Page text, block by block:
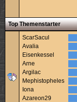
Top Themenstarter
ScarSacul
Avalia
Eisenkessel
Arne
Argilac
Mephistopheles
Iona
Azareon29